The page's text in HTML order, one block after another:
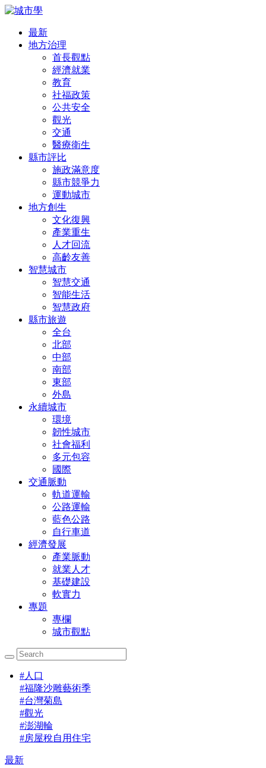
最新
地方治理
首長觀點
經濟就業
教育
社福政策
公共安全
觀光
交通
醫療衛生
縣市評比
施政滿意度
縣市競爭力
運動城市
地方創生
文化復興
產業重生
人才回流
高齡友善
智慧城市
智慧交通
智能生活
智慧政府
縣市旅遊
全台
北部
中部
南部
東部
外島
永續城市
環境
韌性城市
社會福利
多元包容
國際
交通脈動
軌道運輸
公路運輸
藍色公路
自行車道
經濟發展
產業脈動
就業人才
基礎建設
軟實力
專題
專欄
城市觀點
#人口
#福隆沙雕藝術季
#台灣菊島
#觀光
#澎湖輪
#房屋稅自用住宅
最新